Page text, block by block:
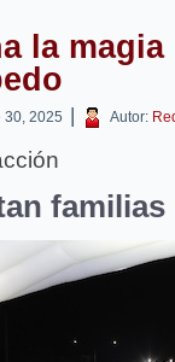
la magia
30, 2025 | Autor: